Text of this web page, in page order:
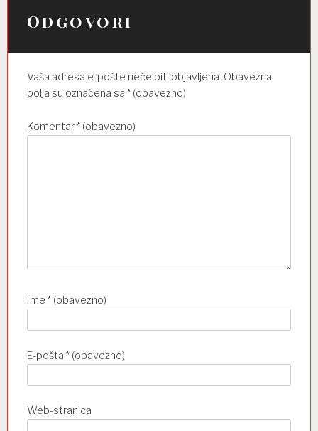
a
Odgovori
Vaša adresa e-pošte neće biti objavljena. Obavezna
polja su označena sa * (obavezno)
Komentar* (obavezno)
Ime * (obavezno)
E-pošta * (obavezno)
Web-stranica